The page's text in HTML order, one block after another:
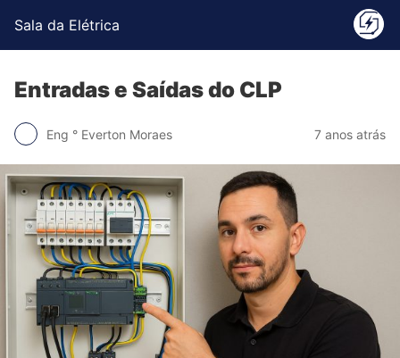
Sala da Elétrica
Entradas e Saídas do CLP
Eng ° Everton Moraes 7 anos atrás